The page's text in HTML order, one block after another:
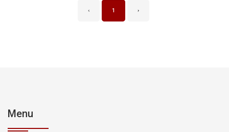
‹ 1 ›
Menu